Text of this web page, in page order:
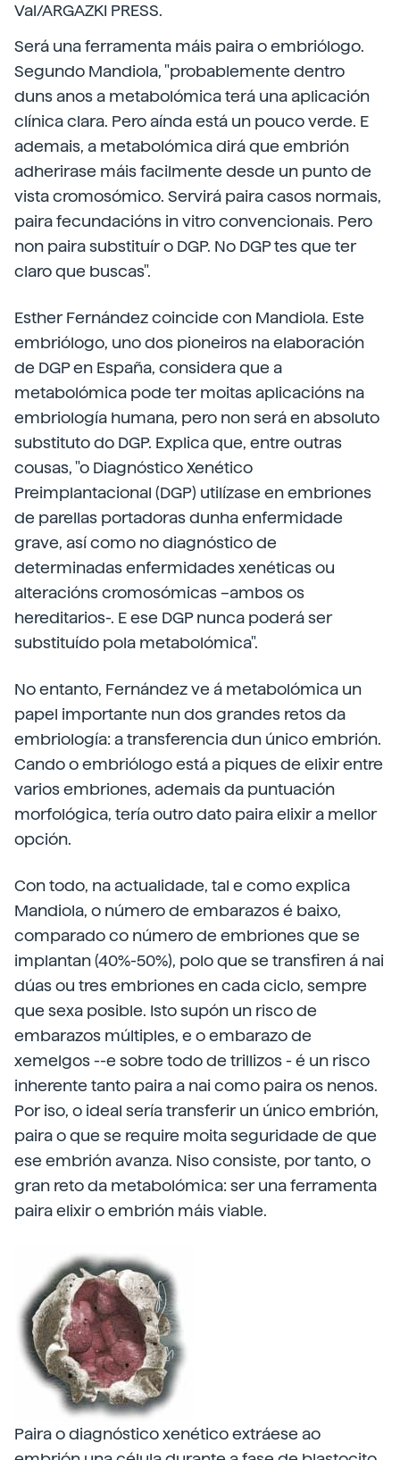
Val/ARGAZKI PRESS.
Será una ferramenta máis paira o embriólogo.
Segundo Mandiola, "probablemente dentro
duns anos a metabolómica terá una aplicación
clínica clara. Pero aínda está un pouco verde. E
ademais, a metabolómica dirá que embrión
adherirase máis facilmente desde un punto de
vista cromosómico. Servirá paira casos normais,
paira fecundacións in vitro convencionais. Pero
non paira substituír o DGP. No DGP tes que ter
claro que buscas".
Esther Fernández coincide con Mandiola. Este
embriólogo, uno dos pioneiros na elaboración
de DGP en España, considera que a
metabolómica pode ter moitas aplicacións na
embriología humana, pero non será en absoluto
substituto do DGP. Explica que, entre outras
cousas, "o Diagnóstico Xenético
Preimplantacional (DGP) utilízase en embriones
de parellas portadoras dunha enfermidade
grave, así como no diagnóstico de
determinadas enfermidades xenéticas ou
alteracións cromosómicas –ambos os
hereditarios-. E ese DGP nunca poderá ser
substituído pola metabolómica".
No entanto, Fernández ve á metabolómica un
papel importante nun dos grandes retos da
embriología: a transferencia dun único embrión.
Cando o embriólogo está a piques de elixir entre
varios embriones, ademais da puntuación
morfológica, tería outro dato paira elixir a mellor
opción.
Con todo, na actualidade, tal e como explica
Mandiola, o número de embarazos é baixo,
comparado co número de embriones que se
implantan (40%-50%), polo que se transfiren á nai
dúas ou tres embriones en cada ciclo, sempre
que sexa posible. Isto supón un risco de
embarazos múltiples, e o embarazo de
xemelgos --e sobre todo de trillizos - é un risco
inherente tanto paira a nai como paira os nenos.
Por iso, o ideal sería transferir un único embrión,
paira o que se require moita seguridade de que
ese embrión avanza. Niso consiste, por tanto, o
gran reto da metabolómica: ser una ferramenta
paira elixir o embrión máis viable.
Paira o diagnóstico xenético extráese ao